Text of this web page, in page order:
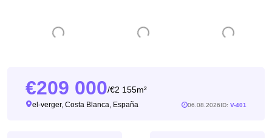
209 000/ 2 155m²
el-verger, Costa Blanca, España 06.08.2026ID: V-401